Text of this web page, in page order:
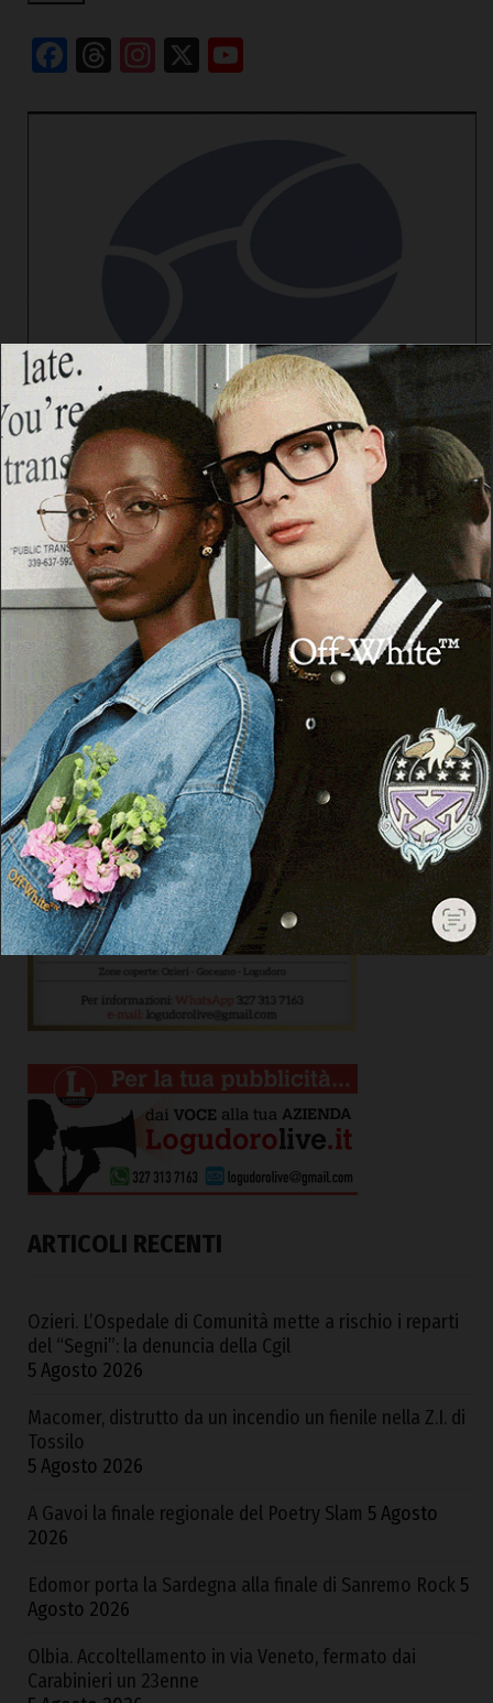
Facebook
Threads
Instagram
X
ARTICOLI RECENTI
Ozieri. L’Ospedale di Comunità mette a rischio i reparti
del “Segni”: la denuncia della Cgil
5 Agosto 2026
Macomer, distrutto da un incendio un fienile nella Z.I. di
Tossilo
5 Agosto 2026
A Gavoi la finale regionale del Poetry Slam 5 Agosto
2026
Edomor porta la Sardegna alla finale di Sanremo Rock 5
Agosto 2026
Olbia. Accoltellamento in via Veneto, fermato dai
Carabinieri un 23enne